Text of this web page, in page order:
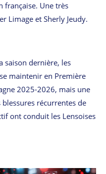
française. Une très
Limage et Sherly Jeudy.
saison dernière, les
maintenir en Première
2025-2026, mais une
récurrentes de
ont conduit les Lensoises